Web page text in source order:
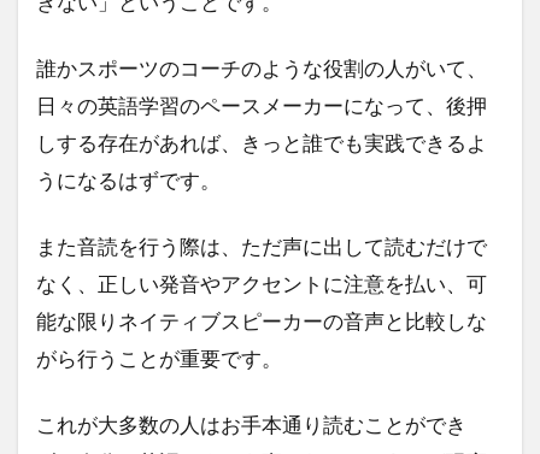
誰かスポーツのコーチのような役割の人がいて、
日々の英語学習のペースメーカーになって、後押
しする存在があれば、きっと誰でも実践できるよ
うになるはずです。
また音読を行う際は、ただ声に出して読むだけで
なく、正しい発音やアクセントに注意を払い、可
能な限りネイティブスピーカーの音声と比較しな
がら行うことが重要です。
これが大多数の人はお手本通り読むことができ